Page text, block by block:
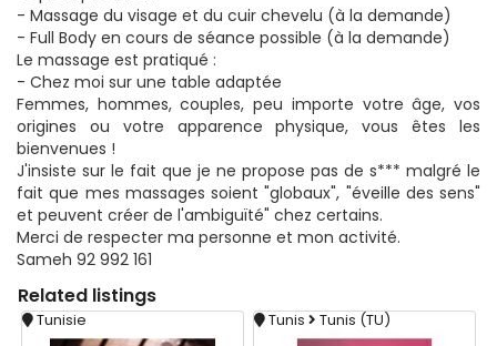
- Massage du visage et du cuir chevelu (à la demande)
- Full Body en cours de séance possible (à la demande)
Le massage est pratiqué :
- Chez moi sur une table adaptée
Femmes, hommes, couples, peu importe votre âge, vos
origines ou votre apparence physique, vous êtes les
bienvenues !
J'insiste sur le fait que je ne propose pas de s*** malgré le
fait que mes massages soient "globaux", "éveille des sens"
et peuvent créer de l'ambiguïté" chez certains.
Merci de respecter ma personne et mon activité.
Sameh 92 992 161
Related listings
Tunisie Tunis Tunis (TU)